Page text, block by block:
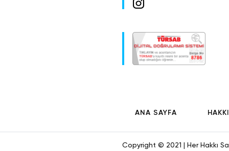
sizlere,
kişilik kapasitesi
(ekstra). Geceniz
yapabileceğiniz
Burada
Bu turumuzda
Halkı’nın
yapılmış
ANA SAYFA
Copyright © 2021 | Her Hakkı